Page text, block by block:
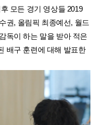
모든 경기 영상들 2019
권, 올림픽 최종예선, 월드
독이 하는 말을 받아 적은
배구 훈련에 대해 발표한